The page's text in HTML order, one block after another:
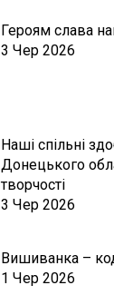
Героям слава
3 Чер 2026
Наші спільні
Донецького
творчості
3 Чер 2026
Вишиванка –
1 Чер 2026